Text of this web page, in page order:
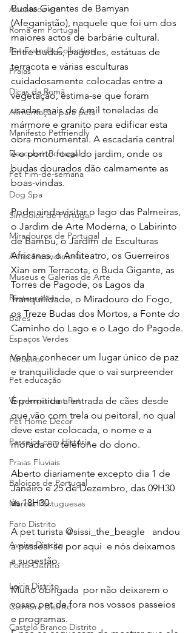
Acontece em
Romã em Portugal
Pet Friendly Collection
Praias
Dicas da Romã
Alimentação para pets
Manifesto Petfriendly
Descobrir Portugal
Pet Fim-de-semana
Dog Spa
Símbolos de Portugal
Miradouros de Portugal
Amor Incondicional
Museus e Galerias de Arte
Restaurantes
Bares
Espaços Verdes
Parceiros
Pet educação
Very Important Pet
Pet Home Decor
Passeios com História
Praias Fluviais
Baloiços de Portugal
Marcas Portuguesas
Faro Distrito
Aveiro Distrito
Porto Distrito
Leiria Distrito
Coimbra Distrito
Castelo Branco Distrito
Budas Gigantes de Bamyan
(Afeganistão), naquele que foi um dos
maiores actos de barbárie cultural.
Entre budas, pagodes, estátuas de
terracota e várias esculturas
cuidadosamente colocadas entre a
vegetação, estima-se que foram
usadas mais de 6 mil toneladas de
mármore e granito para edificar esta
obra monumental. A escadaria central
é o ponto focal do jardim, onde os
budas dourados dão calmamente as
boas-vindas.
Pode ainda visitar o lago das Palmeiras,
o Jardim de Arte Moderna, o Labirinto
de Bambu, o Jardim de Esculturas
Africanas, o Anfiteatro, os Guerreiros
Xian em Terracota, o Buda Gigante, as
Torres de Pagode, os Lagos da
Tranquilidade, o Miradouro do Fogo,
os Treze Budas dos Mortos, a Fonte do
Caminho do Lago e o Lago do Pagode.
Venha conhecer um lugar único de paz
e tranquilidade que o vai surpreender
É permitida a entrada de cães desde
que vão com trela ou peitoral, no qual
deve estar colocada, o nome e a
morada ou telefone do dono.
Aberto diariamente excepto dia 1 de
Janeiro e 25 de Dezembro, das 09H30
às 18H30.
A pet turista @sissi_the_beagle   andou
a passear-se por aqui  e nós deixamos
a sugestão.
Muito obrigada  por não deixarem o
vosso pet de fora nos vossos passeios
e programas.